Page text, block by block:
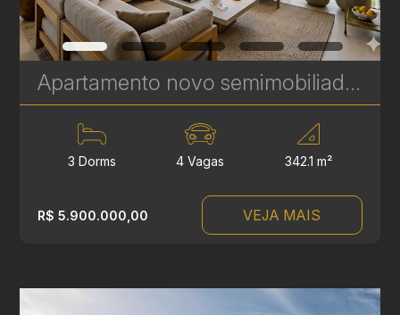
Apartamento novo semimobiliado com 3 suítes no Ecoville - Seventy Upper Mansion - 342 m² | Ref. 452
3 Dorms 4 Vagas 342.1 m²
R$ 5.900.000,00 VEJA MAIS